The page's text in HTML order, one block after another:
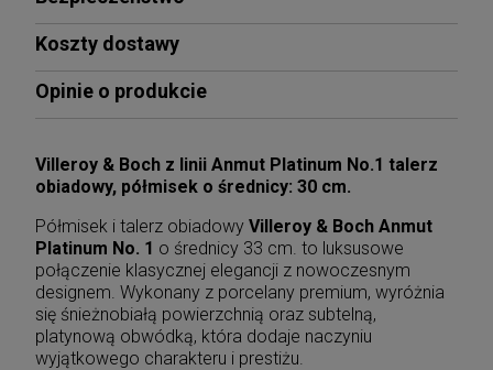
Koszty dostawy
Opinie o produkcie
Villeroy & Boch z linii Anmut Platinum No.1 talerz
obiadowy, półmisek o średnicy: 30 cm.
Półmisek i talerz obiadowy Villeroy & Boch Anmut
Platinum No. 1 o średnicy 33 cm. to luksusowe
połączenie klasycznej elegancji z nowoczesnym
designem. Wykonany z porcelany premium, wyróżnia
się śnieżnobiałą powierzchnią oraz subtelną,
platynową obwódką, która dodaje naczyniu
wyjątkowego charakteru i prestiżu.